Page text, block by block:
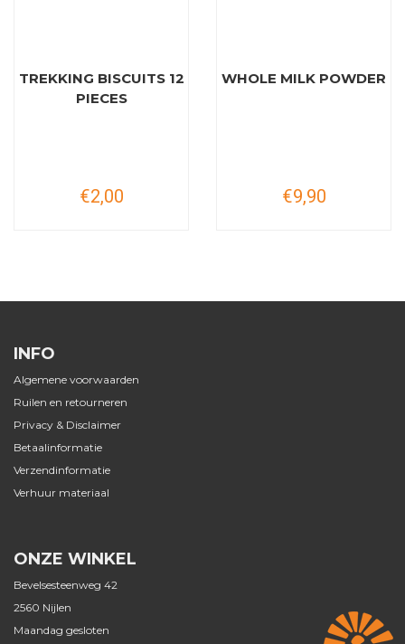
TREKKING BISCUITS 12
PIECES
€2,00
WHOLE MILK POWDER
€9,90
INFO
Algemene voorwaarden
Ruilen en retourneren
Privacy & Disclaimer
Betaalinformatie
Verzendinformatie
Verhuur materiaal
ONZE WINKEL
Bevelsesteenweg 42
2560 Nijlen
Maandag gesloten